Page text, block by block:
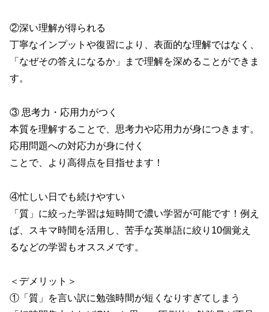
②深い理解が得られる
丁寧なインプットや復習により、表面的な理解ではなく、
「なぜその答えになるか」まで理解を深めることができま
す。
③ 思考力・応用力がつく
本質を理解することで、思考力や応用力が身につきます。
応用問題への対応力が身に付く
ことで、より高得点を目指せます！
④忙しい日でも続けやすい
「質」に絞った学習は短時間で濃い学習が可能です！例え
ば、スキマ時間を活用し、苦手な英単語に絞り10個覚え
るなどの学習もオススメです。
＜デメリット＞
①「質」を言い訳に勉強時間が短くなりすぎてしまう